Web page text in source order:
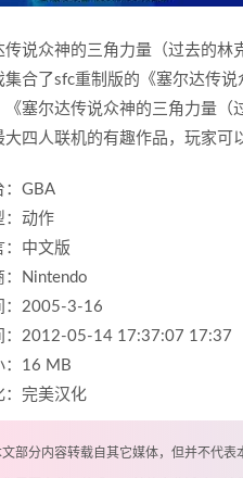
传说众神的三角力量（过去的
集合了sfc重制版的《塞尔达传
《塞尔达传说众神的三角力量
大四人联机的有趣作品，玩家可
：GBA
：动作
：中文版
：Nintendo
：2005-3-16
：2012-05-14 17:37:07 17:37
：16 MB
：完美汉化
文部分内容转载自其它媒体，但并不代表